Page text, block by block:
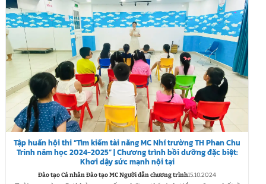
Tập huấn hội thi “Tìm kiếm tài năng MC Nhí trường TH Phan Chu
Trinh năm học 2024-2025” | Chương trình bồi dưỡng đặc biệt:
Khơi dậy sức mạnh nội tại
Đào tạo Cá nhân Đào tạo MC Người dẫn chương trình15.10.2024